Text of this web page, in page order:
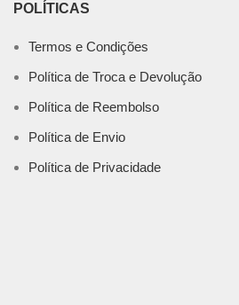
POLÍTICAS
Termos e Condições
Política de Troca e Devolução
Política de Reembolso
Política de Envio
Política de Privacidade